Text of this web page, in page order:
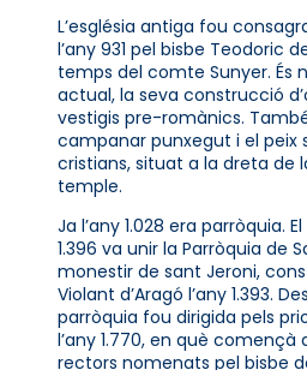
L’església antiga fou
l’any 931 pel bisbe Teodoric
temps del comte Sunyer. És
actual, la seva construcció
vestigis pre-romànics.
campanar punxegut i el peix
cristians, situat a la dreta de
temple.
Ja l’any 1.028 era parròquia.
1.396 va unir la Parròquia de
monestir de sant Jeroni,
Violant d’Aragó l’any 1.393.
parròquia fou dirigida pels
l’any 1.770, en què començà
rectors nomenats pel bisbe